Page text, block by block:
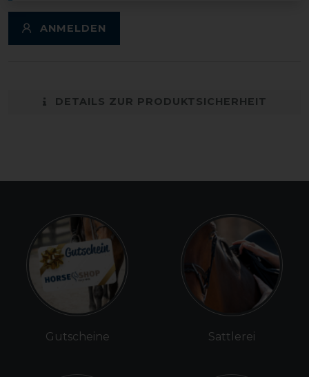
ANMELDEN
DETAILS ZUR PRODUKTSICHERHEIT
Gutscheine Sattlerei